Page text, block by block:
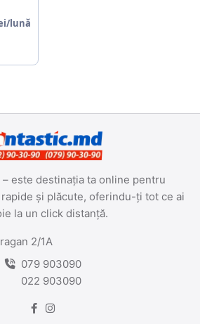
lună
– este destinația ta online pentru
și plăcute, oferindu-ți tot ce ai
la un click distanță.
2/1A
079 903090
022 903090